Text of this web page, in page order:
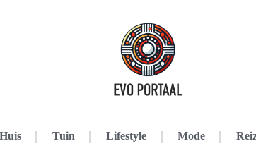
Huis Tuin Lifestyle Mode